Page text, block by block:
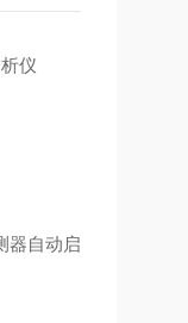
仪
器自动启